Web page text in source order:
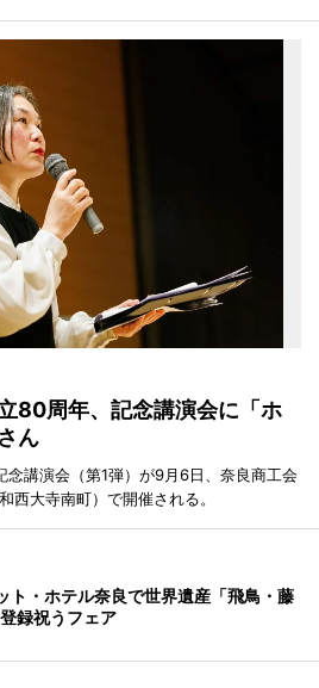
80周年、記念講演会に「ホ
ん
講演会（第1弾）が9月6日、奈良商工会
西大寺南町）で開催される。
ト・ホテル奈良で世界遺産「飛鳥・藤
録祝うフェア